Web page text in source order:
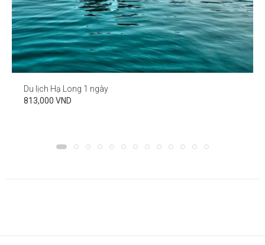
Du lịch Hạ Long 1 ngày
813,000 VND